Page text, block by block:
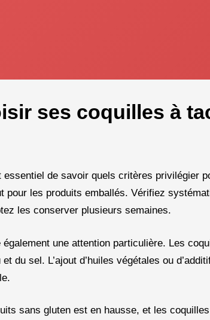
ses coquilles à
essentiel de savoir quels critères privilégier
pour les produits emballés. Vérifiez
les conserver plusieurs semaines.
une attention particulière. Les
du sel. L’ajout d’huiles végétales ou
sans gluten est en hausse, et les